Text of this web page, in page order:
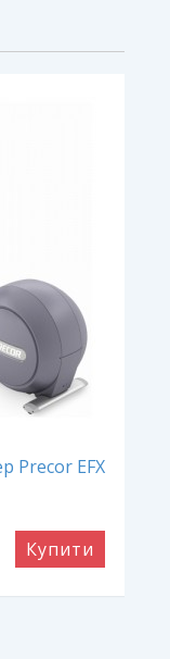
Precor EFX
Купити